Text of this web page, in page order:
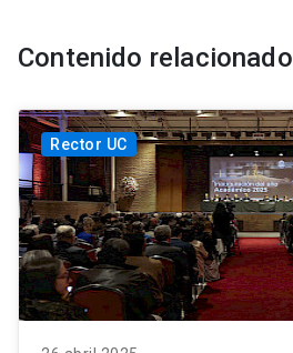
Contenido relacionado
Rector UC